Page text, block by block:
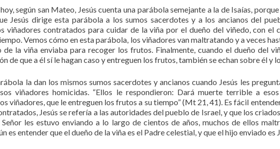
según san Mateo, Jesús cuenta una parábola semejante a la de Isaías,
Jesús dirige esta parábola a los sumos sacerdotes y a los ancianos del
viñadores contratados para cuidar de la viña por el dueño del viñedo, con el
Vemos cómo en esta parábola, los viñadores van maltratando y a veces
de la viña enviaba para recoger los frutos. Finalmente, cuando el dueño del
de que a él sí le hagan caso y entreguen los frutos, también se echan sobre él y
la dan los mismos sumos sacerdotes y ancianos cuando Jesús les
viñadores homicidas. “Ellos le respondieron: Dará muerte terrible a
viñadores, que le entreguen los frutos a su tiempo” (Mt 21, 41). Es fácil
Jesús se refería a las autoridades del pueblo de Israel, y que los
les estuvo enviando a lo largo de cientos de años, muchos de ellos
es entender que el dueño de la viña es el Padre celestial, y que el hijo enviado es